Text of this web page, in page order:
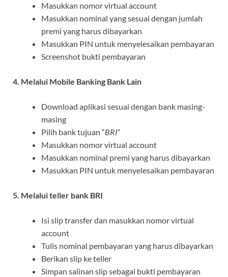
Masukkan nomor virtual account
Masukkan nominal yang sesuai dengan jumlah
premi yang harus dibayarkan
Masukkan PIN untuk menyelesaikan pembayaran
Screenshot bukti pembayaran
4. Melalui Mobile Banking Bank Lain
Download aplikasi sesuai dengan bank masing-
masing
Pilih bank tujuan “BRI“
Masukkan nomor virtual account
Masukkan nominal premi yang harus dibayarkan
Masukkan PIN untuk menyelesaikan pembayaran
5. Melalui teller bank BRI
Isi slip transfer dan masukkan nomor virtual
account
Tulis nominal pembayaran yang harus dibayarkan
Berikan slip ke teller
Simpan salinan slip sebagai bukti pembayaran